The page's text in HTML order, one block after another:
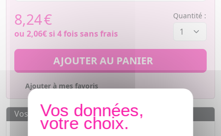
8,24€
ou 2,06€si 4 fois sans frais
Quantité :
AJOUTER AU PANIER
Ajouter à mes favoris
Vos avantages
Des prixIMBATTABLES